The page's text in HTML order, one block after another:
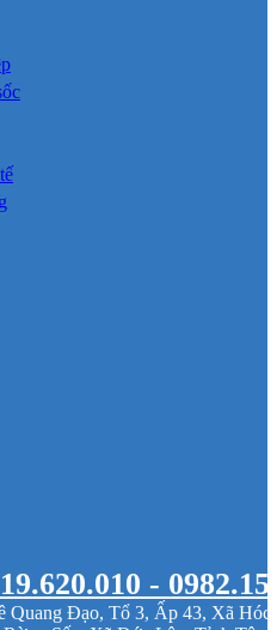
-
Quang Đạo, Tổ 3, Ấp 43, Xã Hóc